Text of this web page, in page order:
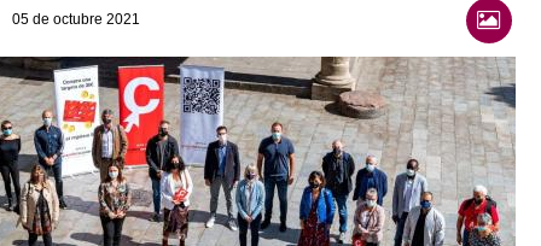
a
m
e
n
t
r
i
d
e
c
e
r
05 de octubre 2021